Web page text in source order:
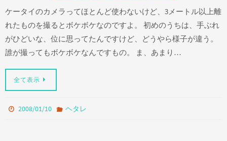
ケータイのカメラってほとんど使わないけど、3メートル以上離
れたものを撮るとボケボケなのですよ。 初めのうちは、手ぶれ
がひどいな、位に思ってたんですけど、どうやら様子が違う。
誰が撮ってもボケボケなんですもの。 ま、あまり…
全て表示
2008/01/10 ヘタレ